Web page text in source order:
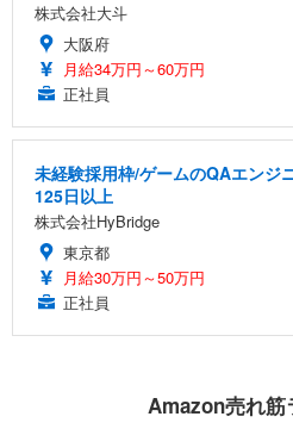
株式会社大斗
大阪府
月給34万円～60万円
正社員
未経験採用枠/ゲームのQAエンジ
125日以上
株式会社HyBridge
東京都
月給30万円～50万円
正社員
Amazon売れ筋